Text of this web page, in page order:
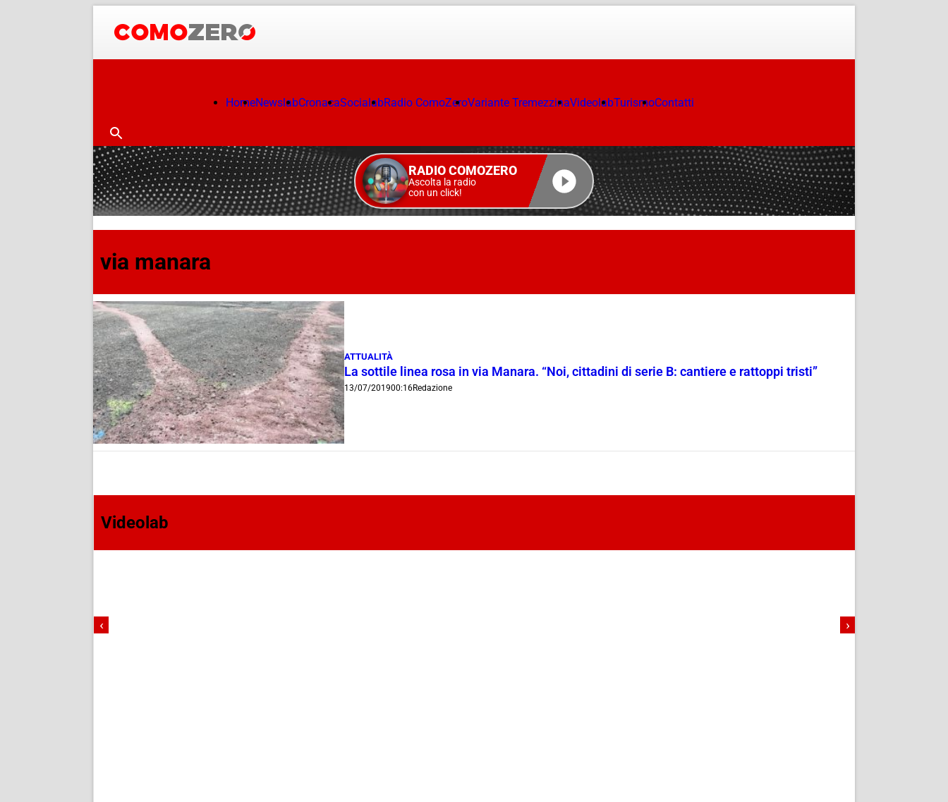
HomeNewslabCronacaSocialabRadio ComoZeroVariante TremezzinaVideolabTurismoContatti
RADIO COMOZERO
Ascolta la radio
con un click!
via manara
ATTUALITÀ
La sottile linea rosa in via Manara. “Noi, cittadini di serie B: cantiere e rattoppi tristi”
13/07/201900:16Redazione
Videolab
‹ ›